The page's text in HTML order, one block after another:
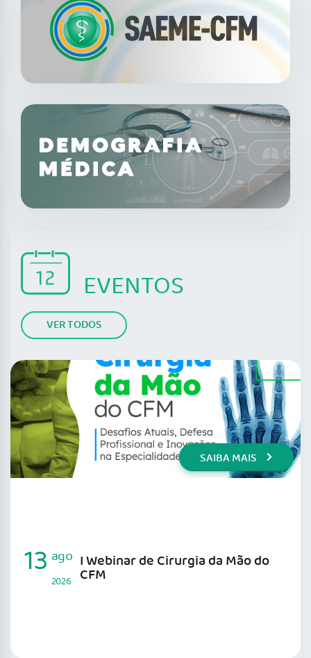
EVENTOS
VER TODOS
SAIBA MAIS
I Webinar de Cirurgia da Mão do
CFM
13 ago
2026